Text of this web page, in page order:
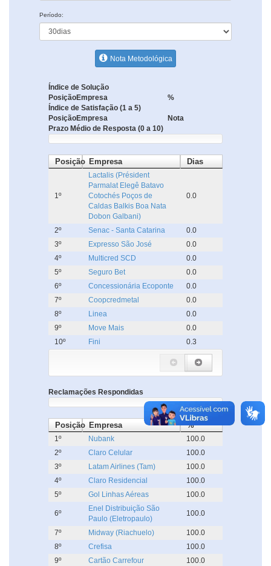
Período:
Nota Metodológica
Índice de Solução
PosiçãoEmpresa
%
Índice de Satisfação (1 a 5)
PosiçãoEmpresa
Nota
Prazo Médio de Resposta (0 a 10)
Posição Empresa Dias
1º
Lactalis (Président
Parmalat Elegê Batavo
Cotochés Poços de
Caldas Balkis Boa Nata
Dobon Galbani)
0.0
2º Senac - Santa Catarina
0.0
3º
Expresso São José
0.0
4º
Multicred SCD
0.0
5º
Seguro Bet
0.0
6º
Concessionária Ecoponte
0.0
7º
Coopcredmetal
0.0
8º
Linea
0.0
9º
Move Mais
0.0
10º
Fini 0.3
Reclamações Respondidas
Posição Empresa %
1º Nubank
100.0
2º
Claro Celular
100.0
3º
Latam Airlines (Tam)
100.0
4º
Claro Residencial
100.0
5º
Gol Linhas Aéreas 100.0
6º
Enel Distribuição São
Paulo (Eletropaulo)
100.0
7º Midway (Riachuelo)
100.0
8º
Crefisa
100.0
9º
Cartão Carrefour
100.0